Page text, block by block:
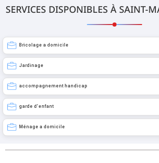
SERVICES DISPONIBLES À SAINT-
Bricolage a domicile
Jardinage
accompagnement handicap
garde d’enfant
Ménage a domicile